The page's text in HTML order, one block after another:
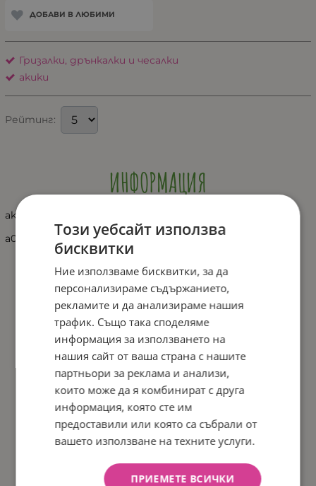
ДОБАВИ В ЛЮБИМИ
Гризалки, дрънкалки и чесалки
akuku
Рейтинг:
ИНФОРМАЦИЯ
akuku-силиконова гризалка Пингвин
a0466
Този уебсайт използва
бисквитки
Ние използваме бисквитки, за да
персонализираме съдържанието,
рекламите и да анализираме нашия
трафик. Също така споделяме
информация за използването на
нашия сайт от ваша страна с нашите
партньори за реклама и анализи,
които може да я комбинират с друга
информация, която сте им
предоставили или която са събрали от
вашето използване на техните услуги.
ПРИЕМЕТЕ ВСИЧКИ